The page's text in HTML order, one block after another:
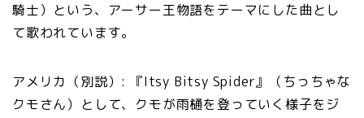
騎士）という、アーサー王物語をテーマにした曲とし
て歌われています。
アメリカ（別説）: 『Itsy Bitsy Spider』（ちっちゃな
クモさん）として、クモが雨樋を登っていく様子をジ